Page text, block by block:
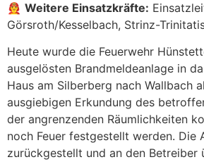
👨‍🚒 Weitere Einsatzkräfte:
Görsroth/Kesselbach, Strinz-
Heute wurde die Feuerwehr
ausgelösten Brandmeldeanlage in
Haus am Silberberg nach Wallbach
ausgiebigen Erkundung des
der angrenzenden Räumlichkeiten
noch Feuer festgestellt werden. Die
zurückgestellt und an den Betreiber